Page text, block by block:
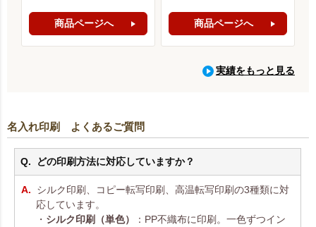
商品ページへ 商品ページへ
実績をもっと見る
名入れ印刷 よくあるご質問
どの印刷方法に対応していますか？
シルク印刷、コピー転写印刷、高温転写印刷の3種類に対
応しています。
・ シルク印刷（単色）
：PP不織布に印刷。一色ずつイン